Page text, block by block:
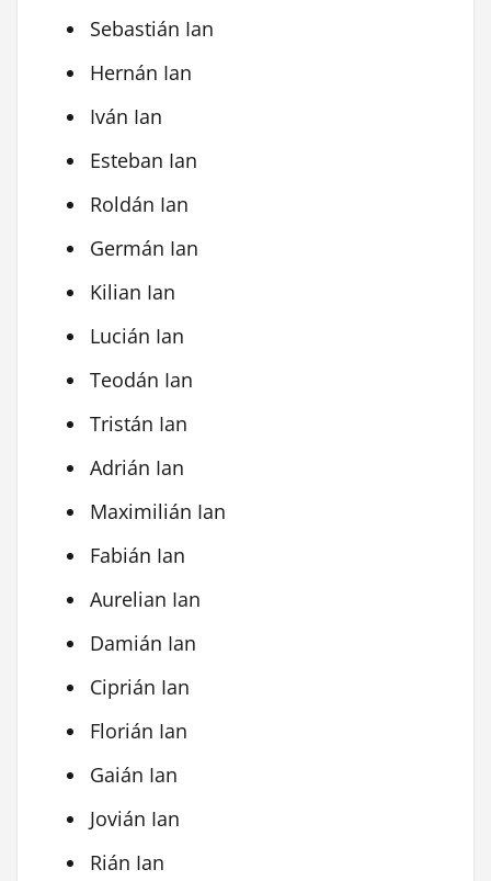
Sebastián Ian
Hernán Ian
Iván Ian
Esteban Ian
Roldán Ian
Germán Ian
Kilian Ian
Lucián Ian
Teodán Ian
Tristán Ian
Adrián Ian
Maximilián Ian
Fabián Ian
Aurelian Ian
Damián Ian
Ciprián Ian
Florián Ian
Gaián Ian
Jovián Ian
Rián Ian